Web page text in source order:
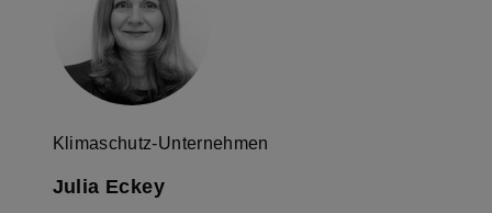
Klimaschutz-Unternehmen
Julia Eckey